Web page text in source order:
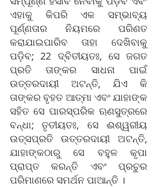
ଏହାକୁ କିପରି ଏକ ସମ୍ଭାବ୍ୟ
ପୂର୍ଣ୍ଣତାର ନିୟମରେ ପରିଣତ
କରାଯାଇପାରିବ ତାହା ଦେଖିବାକୁ
ପଡ଼ିବ; 22 ଦ୍ବିତୀୟତଃ, ସେ ଜଗତ
ପ୍ରତି ତାଙ୍କର ସାଧନା ପାଇଁ
ଉତ୍ତରଦାୟୀ ଅଟନ୍ତି, ଯିଏ କି
ତାଙ୍କର ବୃହତ ଆତ୍ମା ଏବଂ ଯାହାଙ୍କ
ସହିତ ସେ ପାରସ୍ପରିକ ଋଣସୁତ୍ରରେ
ବନ୍ଧା; ତୃତୀୟତଃ, ସେ ଈଶ୍ୱରୀୟ
ଉତ୍ସପ୍ରତି ଉତ୍ତରଦାୟୀ ଅଟନ୍ତି,
ଯାହାଙ୍କଠାରୁ ସେ ବହୁଳ କୃପା
ପ୍ରାପ୍ତ କରନ୍ତି ଏବଂ ପ୍ରଚୁର
ପରିମାଣରେ ସମର୍ଥନ ପାଆନ୍ତି ।